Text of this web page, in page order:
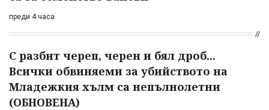
преди 4 часа
С разбит череп, черен и бял дроб...
Всички обвиняеми за убийството на
Младежкия хълм са непълнолетни
(ОБНОВЕНА)